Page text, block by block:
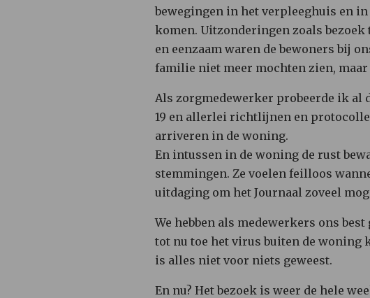
bewegingen in het verpleeghuis en
komen. Uitzonderingen zoals
en eenzaam waren de bewoners bij
familie niet meer mochten zien,
Als zorgmedewerker probeerde ik al
19 en allerlei richtlijnen en
arriveren in de woning.
En intussen in de woning de rust
stemmingen. Ze voelen feilloos
uitdaging om het Journaal zoveel
We hebben als medewerkers ons
tot nu toe het virus buiten de woning
is alles niet voor niets geweest.
En nu? Het bezoek is weer de hele